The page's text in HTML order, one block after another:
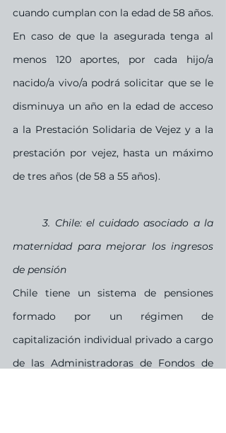
cuando cumplan con la edad de 58 años.
En caso de que la asegurada tenga al
menos 120 aportes, por cada hijo/a
nacido/a vivo/a podrá solicitar que se le
disminuya un año en la edad de acceso
a la Prestación Solidaria de Vejez y a la
prestación por vejez, hasta un máximo
de tres años (de 58 a 55 años).
3. Chile: el cuidado asociado a la
maternidad para mejorar los ingresos
de pensión
Chile tiene un sistema de pensiones
formado por un régimen de
capitalización individual privado a cargo
de las Administradoras de Fondos de